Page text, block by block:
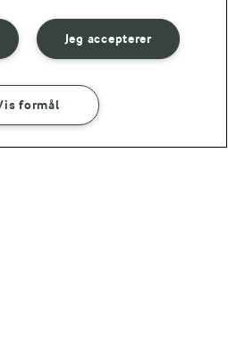
INGREDIENSER
Jeg accepterer
formål